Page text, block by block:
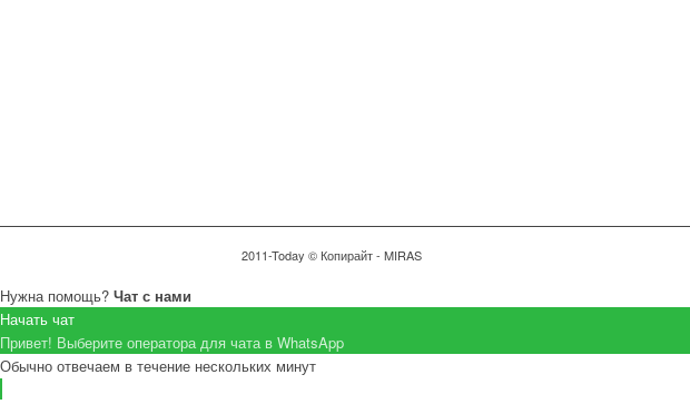
2011-Today © Копирайт - MIRAS
Нужна помощь? Чат с нами
Начать чат
Привет! Выберите оператора для чата в WhatsApp
Обычно отвечаем в течение нескольких минут